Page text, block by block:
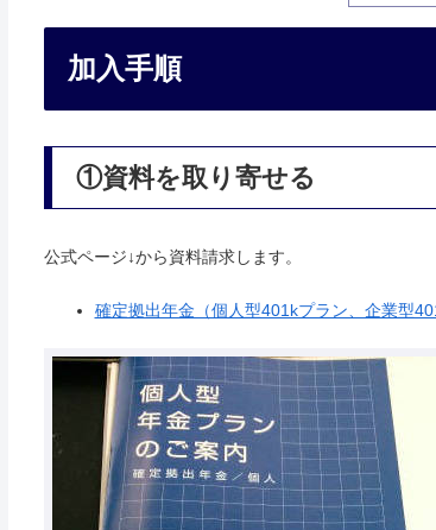
加入手順
①資料を取り寄せる
公式ページ↓から資料請求します。
確定拠出年金（個人型401kプラン、企業型